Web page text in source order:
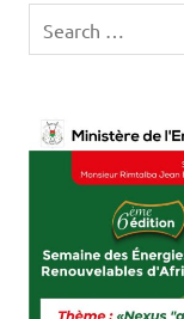
for: